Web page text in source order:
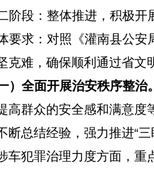
阶段：整体推进，积极开
要求： 对照《灌南县公安
克难，确保顺利通过省文
）全面开展治安秩序整治。
高群众的安全感和满意度
断总结经验，强力推进“
车犯罪治理力度方面， 重